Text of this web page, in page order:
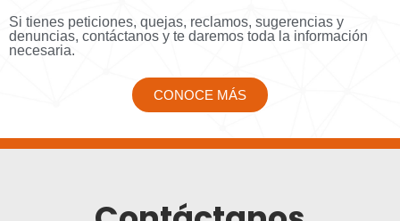
Si tienes peticiones, quejas, reclamos, sugerencias y
denuncias, contáctanos y te daremos toda la información
necesaria.
CONOCE MÁS